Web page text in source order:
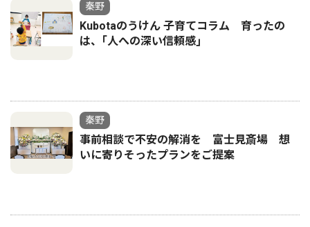
秦野
Kubotaのうけん 子育てコラム 育ったの
は、｢人への深い信頼感｣
秦野
事前相談で不安の解消を 富士見斎場 想
いに寄りそったプランをご提案